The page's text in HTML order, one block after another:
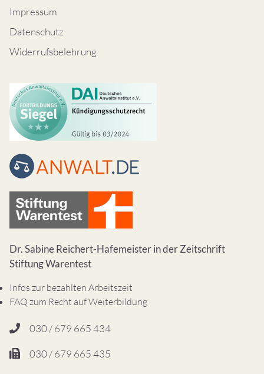
Impressum
Datenschutz
Widerrufsbelehrung
Dr. Sabine Reichert-Hafemeister in der Zeitschrift
Stiftung Warentest
Infos zur bezahlten Arbeitszeit
FAQ zum Recht auf Weiterbildung
030 / 679 665 434
030 / 679 665 435